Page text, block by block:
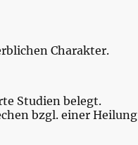
Charakter.
Studien belegt.
bzgl. einer Heilung